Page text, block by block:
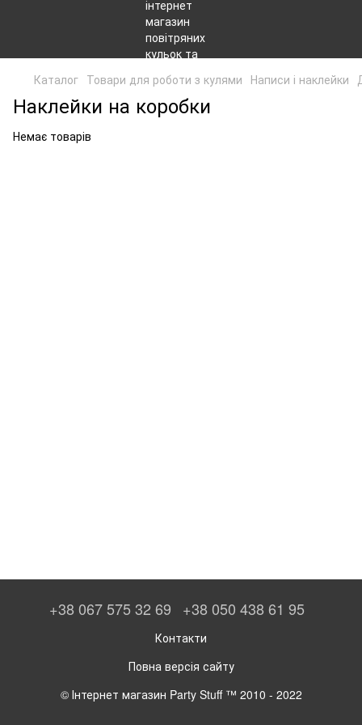
Каталог Товари для роботи з кулями Написи і наклейки
Наклейки на коробки
Немає товарів
+38 067 575 32 69 +38 050 438 61 95
Контакти
Повна версія сайту
© Інтернет магазин Party Stuff ™ 2010 - 2022